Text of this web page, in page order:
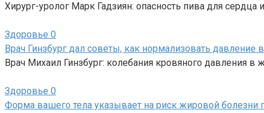
Хирург-уролог Марк Гадзиян: опасность пива для сердца
Здоровье 0
Врач Гинзбург дал советы, как нормализовать давление
Врач Михаил Гинзбург: колебания кровяного давления
Здоровье 0
Форма вашего тела указывает на риск жировой болезни